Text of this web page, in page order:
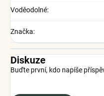
Voděodolné:
Značka:
Diskuze
Buďte první, kdo napíše